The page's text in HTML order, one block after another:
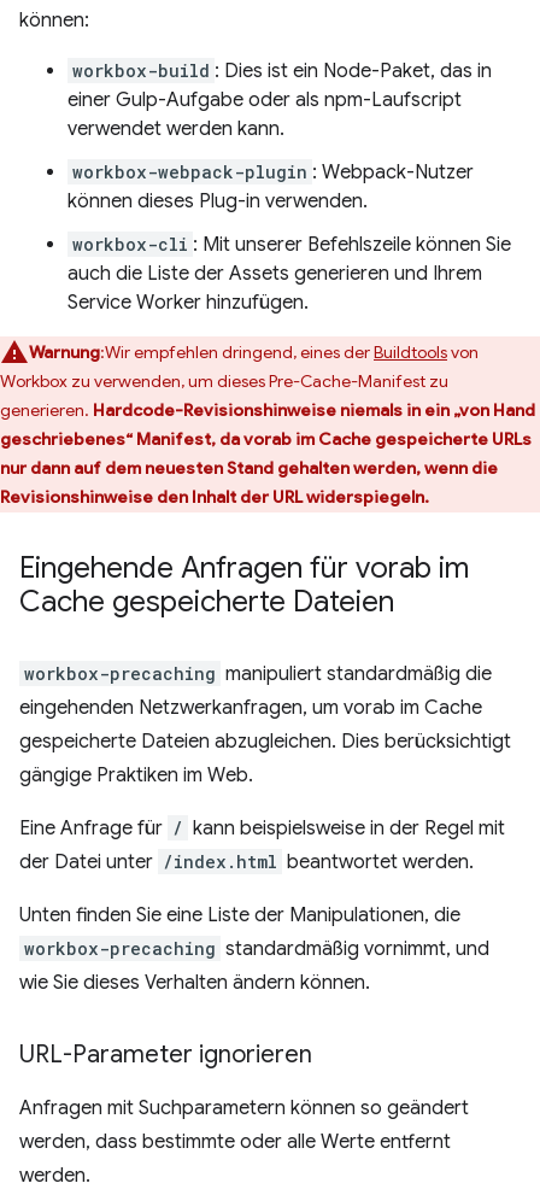
können:
workbox-build : Dies ist ein Node-Paket, das in
einer Gulp-Aufgabe oder als npm-Laufscript
verwendet werden kann.
workbox-webpack-plugin : Webpack-Nutzer
können dieses Plug-in verwenden.
workbox-cli : Mit unserer Befehlszeile können Sie
auch die Liste der Assets generieren und Ihrem
Service Worker hinzufügen.
Warnung:Wir empfehlen dringend, eines derBuildtoolsvon
Workbox zu verwenden, um dieses Pre-Cache-Manifest zu
generieren. Hardcode-Revisionshinweise niemals in ein „von Hand
geschriebenes“ Manifest, da vorab im Cache gespeicherte URLs
nur dann auf dem neuesten Stand gehalten werden, wenn die
Revisionshinweise den Inhalt der URL widerspiegeln.
Eingehende Anfragen für vorab im
Cache gespeicherte Dateien
workbox-precaching manipuliert standardmäßig die
eingehenden Netzwerkanfragen, um vorab im Cache
gespeicherte Dateien abzugleichen. Dies berücksichtigt
gängige Praktiken im Web.
Eine Anfrage für / kann beispielsweise in der Regel mit
der Datei unter /index.html beantwortet werden.
Unten finden Sie eine Liste der Manipulationen, die
workbox-precaching standardmäßig vornimmt, und
wie Sie dieses Verhalten ändern können.
URL-Parameter ignorieren
Anfragen mit Suchparametern können so geändert
werden, dass bestimmte oder alle Werte entfernt
werden.